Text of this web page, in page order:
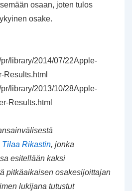
osaan, joten tulos
osake.
library/2014/07/22Apple-
Results.html
library/2013/10/28Apple-
Results.html
Tilaa Rikastin, jonka
esitellään kaksi
pitkäaikaisen osakesijoittajan
lukijana tutustut